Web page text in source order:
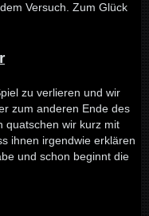
Versuch. Zum Glück
zu verlieren und wir
zum anderen Ende des
quatschen wir kurz mit
ihnen irgendwie erklären
und schon beginnt die